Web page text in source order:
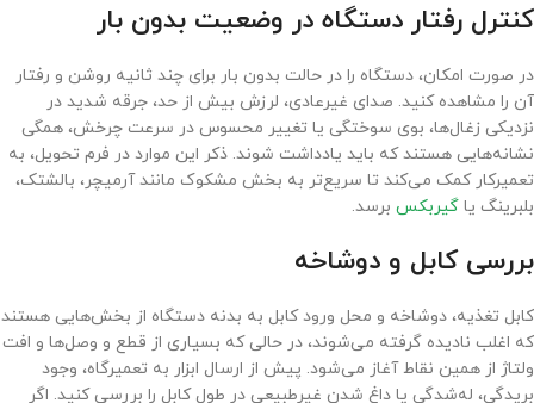
کنترل رفتار دستگاه در وضعیت بدون بار
در صورت امکان، دستگاه را در حالت بدون بار برای چند ثانیه روشن و رفتار
آن را مشاهده کنید. صدای غیرعادی، لرزش بیش از حد، جرقه شدید در
نزدیکی زغال‌ها، بوی سوختگی یا تغییر محسوس در سرعت چرخش، همگی
نشانه‌هایی هستند که باید یادداشت شوند. ذکر این موارد در فرم تحویل، به
تعمیرکار کمک می‌کند تا سریع‌تر به بخش مشکوک مانند آرمیچر، بالشتک،
بلبرینگ یا گیربکس برسد.
بررسی کابل و دوشاخه
کابل تغذیه، دوشاخه و محل ورود کابل به بدنه دستگاه از بخش‌هایی هستند
که اغلب نادیده گرفته می‌شوند، در حالی که بسیاری از قطع و وصل‌ها و افت
ولتاژ از همین نقاط آغاز می‌شود. پیش از ارسال ابزار به تعمیرگاه، وجود
بریدگی، له‌شدگی یا داغ شدن غیرطبیعی در طول کابل را بررسی کنید. اگر